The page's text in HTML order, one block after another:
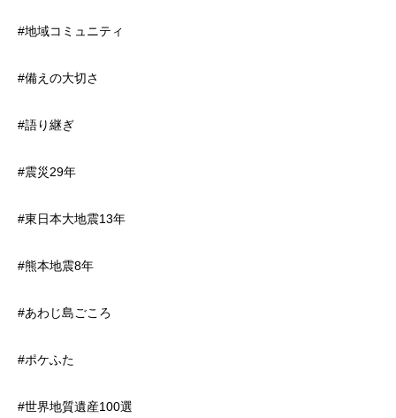
#地域コミュニティ
#備えの大切さ
#語り継ぎ
#震災29年
#東日本大地震13年
#熊本地震8年
#あわじ島ごころ
#ポケふた
#世界地質遺産100選